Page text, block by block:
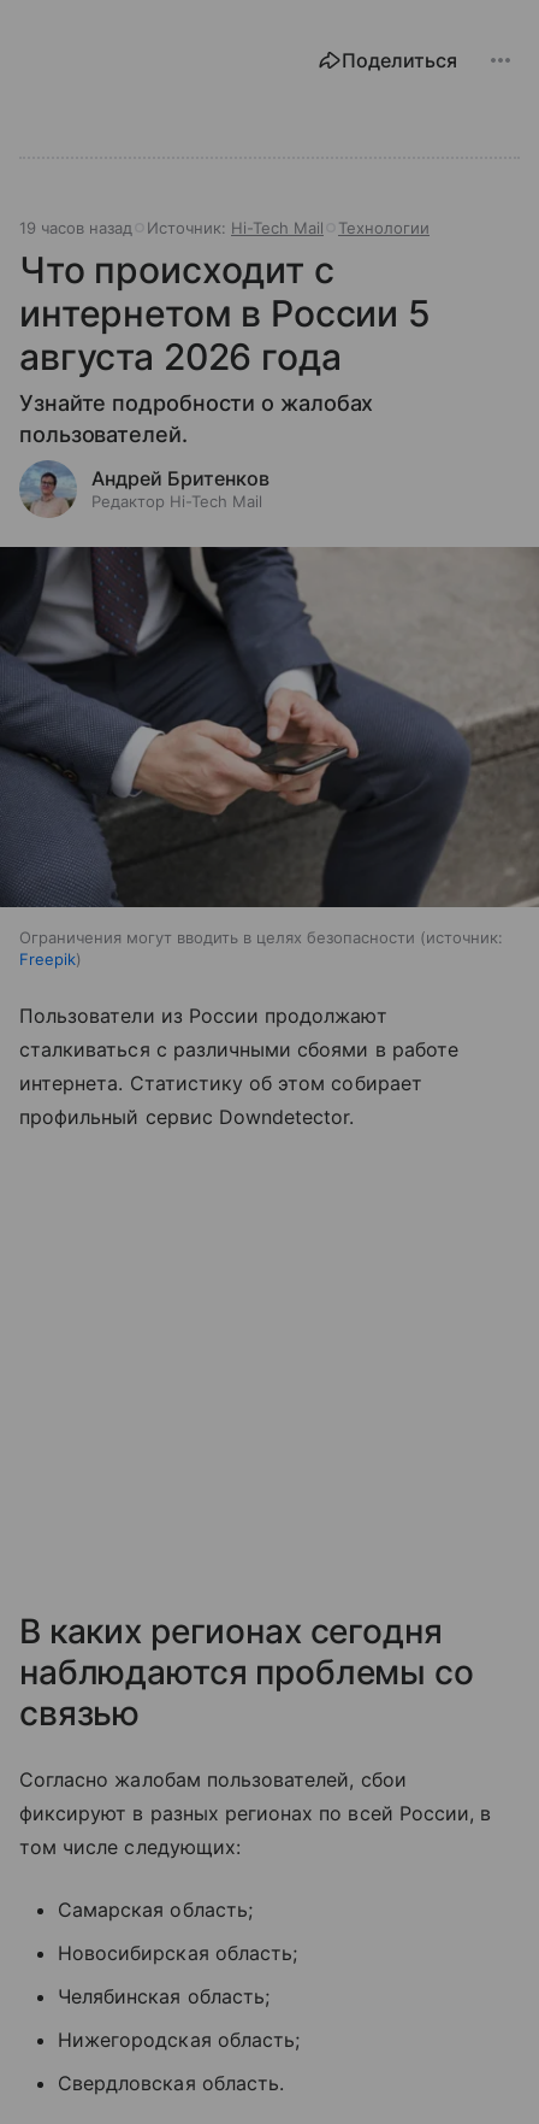
Поделиться
19 часов назад Источник: Hi-Tech Mail Технологии
Что происходит с
интернетом в России 5
августа 2026 года
Узнайте подробности о жалобах
пользователей.
Андрей Бритенков
Редактор Hi-Tech Mail
Ограничения могут вводить в целях безопасности
источник:
Freepik
Пользователи из России продолжают
сталкиваться с различными сбоями в работе
интернета. Статистику об этом собирает
профильный сервис Downdetector.
В каких регионах сегодня
наблюдаются проблемы со
связью
Согласно жалобам пользователей, сбои
фиксируют в разных регионах по всей России, в
том числе следующих:
Самарская область;
Новосибирская область;
Челябинская область;
Нижегородская область;
Свердловская область.